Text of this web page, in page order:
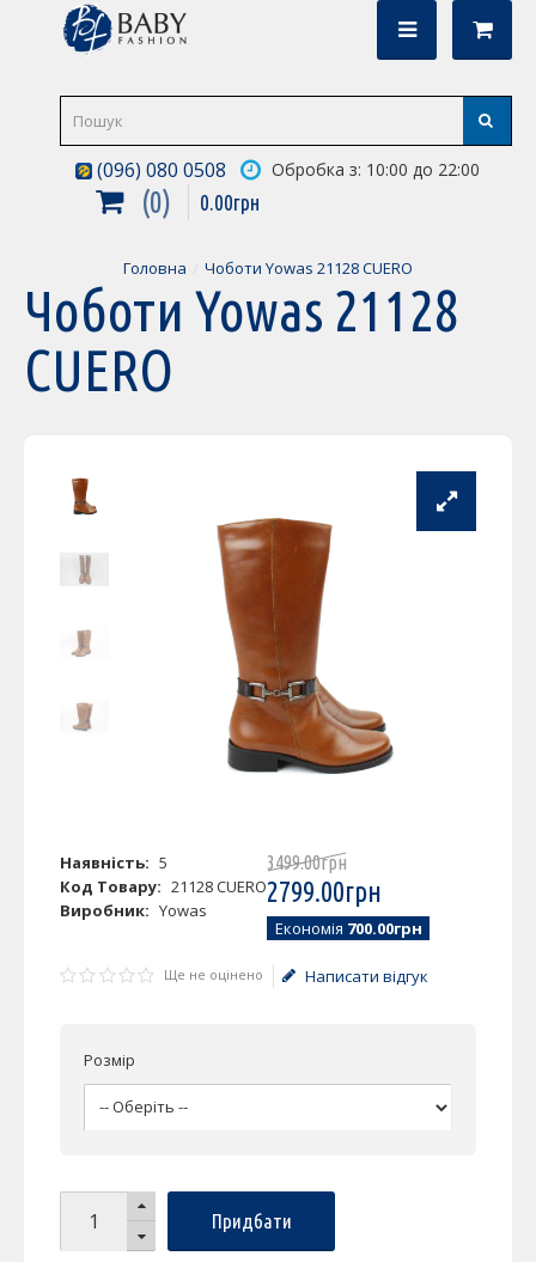
(096) 080 0508 Обробка з: 10:00 до 22:00
0 0.00грн
Головна Чоботи Yowas 21128 CUERO
Чоботи Yowas 21128
CUERO
Наявність: 5
Код Товару: 21128 CUERO
Виробник: Yowas
3499.00грн
2799.00грн
Економія 700.00грн
Ще не оцінено Написати відгук
Розмір
Придбати